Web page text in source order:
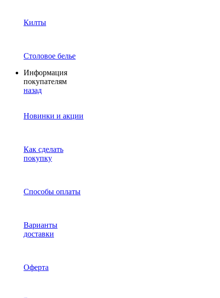
Килты
Столовое белье
Информация
покупателям
назад
Новинки и акции
Как сделать
покупку
Способы оплаты
Варианты
доставки
Оферта